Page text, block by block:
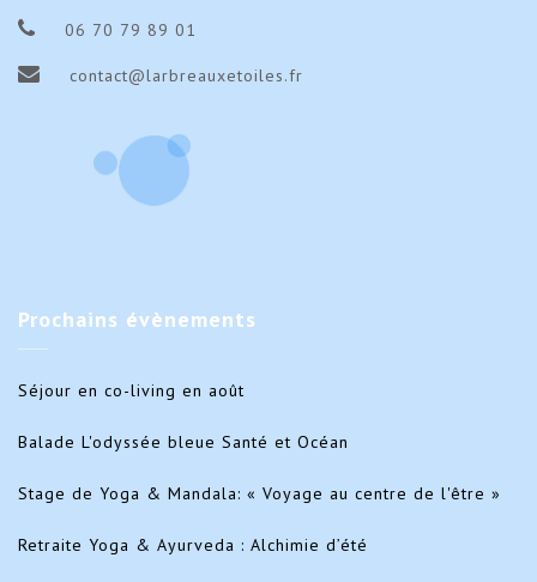
06 70 79 89 01
contact@larbreauxetoiles.fr
Prochains évènements
Séjour en co-living en août
Balade L'odyssée bleue Santé et Océan
Stage de Yoga & Mandala: « Voyage au centre de l'être »
Retraite Yoga & Ayurveda : Alchimie d’été